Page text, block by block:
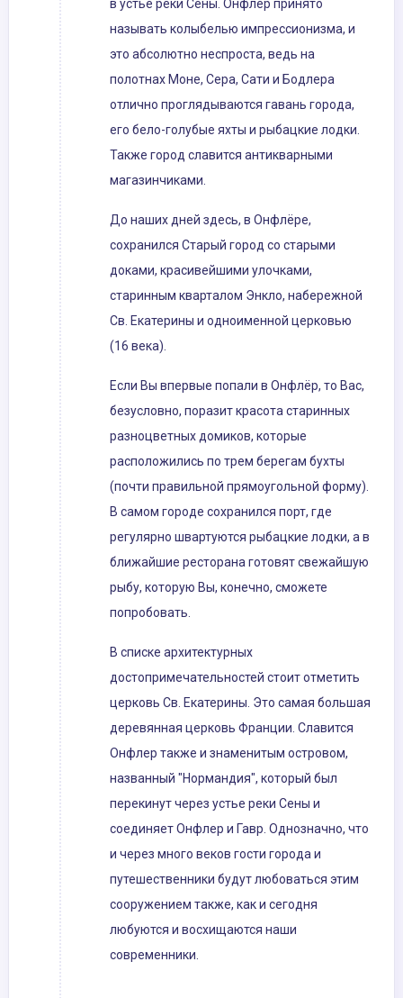
в устье реки Сены. Онфлёр принято
называть колыбелью импрессионизма, и
это абсолютно неспроста, ведь на
полотнах Моне, Сера, Сати и Бодлера
отлично проглядываются гавань города,
его бело-голубые яхты и рыбацкие лодки.
Также город славится антикварными
магазинчиками.
До наших дней здесь, в Онфлёре,
сохранился Старый город со старыми
доками, красивейшими улочками,
старинным кварталом Энкло, набережной
Св. Екатерины и одноименной церковью
(16 века).
Если Вы впервые попали в Онфлёр, то Вас,
безусловно, поразит красота старинных
разноцветных домиков, которые
расположились по трем берегам бухты
(почти правильной прямоугольной форму).
В самом городе сохранился порт, где
регулярно швартуются рыбацкие лодки, а в
ближайшие ресторана готовят свежайшую
рыбу, которую Вы, конечно, сможете
попробовать.
В списке архитектурных
достопримечательностей стоит отметить
церковь Св. Екатерины. Это самая большая
деревянная церковь Франции. Славится
Онфлер также и знаменитым островом,
названный "Нормандия", который был
перекинут через устье реки Сены и
соединяет Онфлер и Гавр. Однозначно, что
и через много веков гости города и
путешественники будут любоваться этим
сооружением также, как и сегодня
любуются и восхищаются наши
современники.